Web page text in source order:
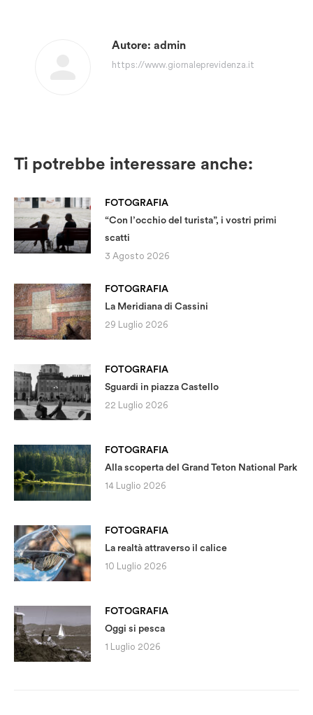
Autore: admin
https://www.giornaleprevidenza.it
Ti potrebbe interessare anche:
FOTOGRAFIA
“Con l’occhio del turista”, i vostri primi
scatti
3 Agosto 2026
FOTOGRAFIA
La Meridiana di Cassini
29 Luglio 2026
FOTOGRAFIA
Sguardi in piazza Castello
22 Luglio 2026
FOTOGRAFIA
Alla scoperta del Grand Teton National Park
14 Luglio 2026
FOTOGRAFIA
La realtà attraverso il calice
10 Luglio 2026
FOTOGRAFIA
Oggi si pesca
1 Luglio 2026